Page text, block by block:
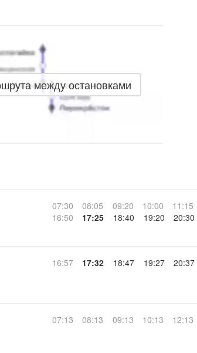
между остановками
07:30 08:05 09:20 10:00 11:15
16:50
17:25 18:40 19:20 20:30
16:57 17:32 18:47 19:27 20:37
07:13 08:13 09:13 10:13 12:13